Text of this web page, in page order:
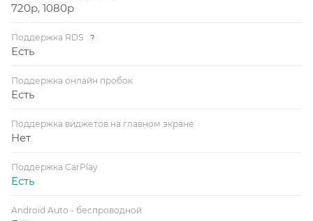
720p, 1080p
Поддержка RDS ?
Есть
Поддержка онлайн пробок
Есть
Поддержка виджетов на главном экране
Нет
Поддержка CarPlay
Есть
Android Auto - беспроводной